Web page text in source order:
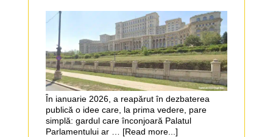
În ianuarie 2026, a reapărut în dezbaterea
publică o idee care, la prima vedere, pare
simplă: gardul care înconjoară Palatul
Parlamentului ar … [Read more...]